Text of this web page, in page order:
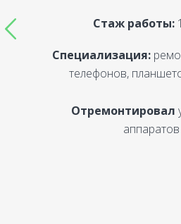
Стаж работы:
Специализация:
телефонов,
Отремонтировал
аппаратов